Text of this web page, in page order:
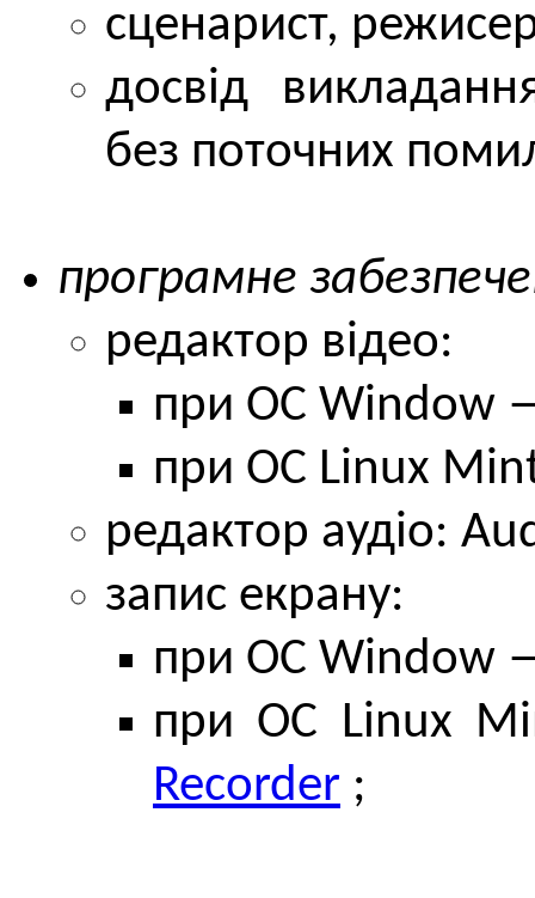
сценарист,
досвід
без поточних
програмне
редактор відео:
при ОС Window
при ОС Linux
редактор аудіо:
запис екрану:
при ОС Window
при ОС Linux
Recorder ;